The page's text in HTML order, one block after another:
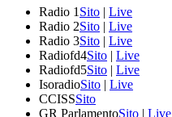
Radio 1 Sito | Live
Radio 2Sito | Live
Radio 3Sito | Live
Radiofd4Sito | Live
Radiofd5Sito | Live
IsoradioSito | Live
CCISSSito
GR ParlamentoSito | Live